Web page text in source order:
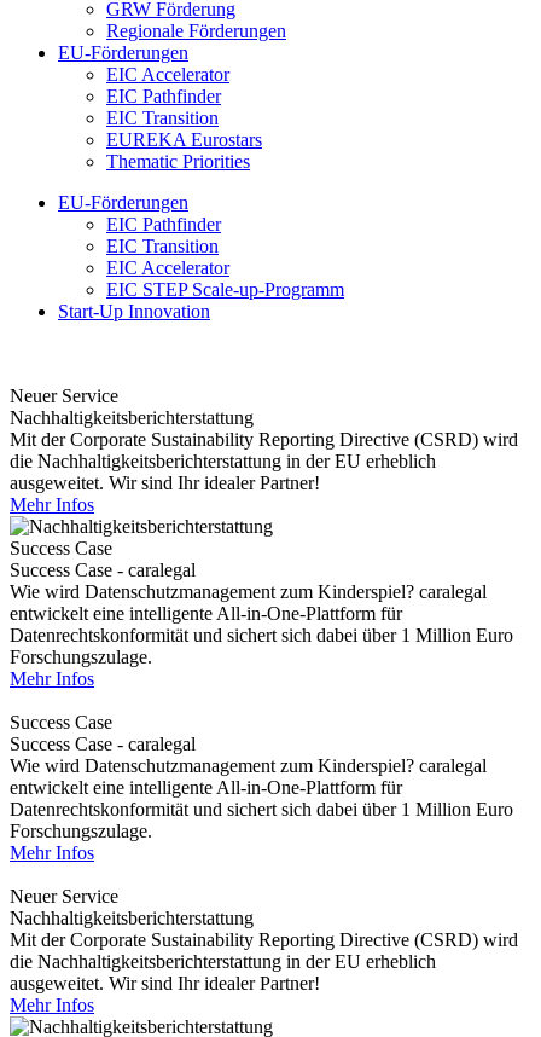
GRW Förderung
Regionale Förderungen
EU-Förderungen
EIC Accelerator
EIC Pathfinder
EIC Transition
EUREKA Eurostars
Thematic Priorities
EU-Förderungen
EIC Pathfinder
EIC Transition
EIC Accelerator
EIC STEP Scale-up-Programm
Start-Up Innovation
Neuer Service
Nachhaltigkeitsberichterstattung
Mit der Corporate Sustainability Reporting Directive (CSRD) wird
die Nachhaltigkeitsberichterstattung in der EU erheblich
ausgeweitet. Wir sind Ihr idealer Partner!
Mehr Infos
Success Case
Success Case - caralegal
Wie wird Datenschutzmanagement zum Kinderspiel? caralegal
entwickelt eine intelligente All-in-One-Plattform für
Datenrechtskonformität und sichert sich dabei über 1 Million Euro
Forschungszulage.
Mehr Infos
Success Case
Success Case - caralegal
Wie wird Datenschutzmanagement zum Kinderspiel? caralegal
entwickelt eine intelligente All-in-One-Plattform für
Datenrechtskonformität und sichert sich dabei über 1 Million Euro
Forschungszulage.
Mehr Infos
Neuer Service
Nachhaltigkeitsberichterstattung
Mit der Corporate Sustainability Reporting Directive (CSRD) wird
die Nachhaltigkeitsberichterstattung in der EU erheblich
ausgeweitet. Wir sind Ihr idealer Partner!
Mehr Infos